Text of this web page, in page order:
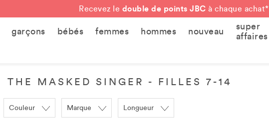
Recevez le double de points JBC à chaque achat*
garçons bébés femmes hommes nouveau
super
affaires
THE MASKED SINGER - FILLES 7-14
Couleur Marque Longueur